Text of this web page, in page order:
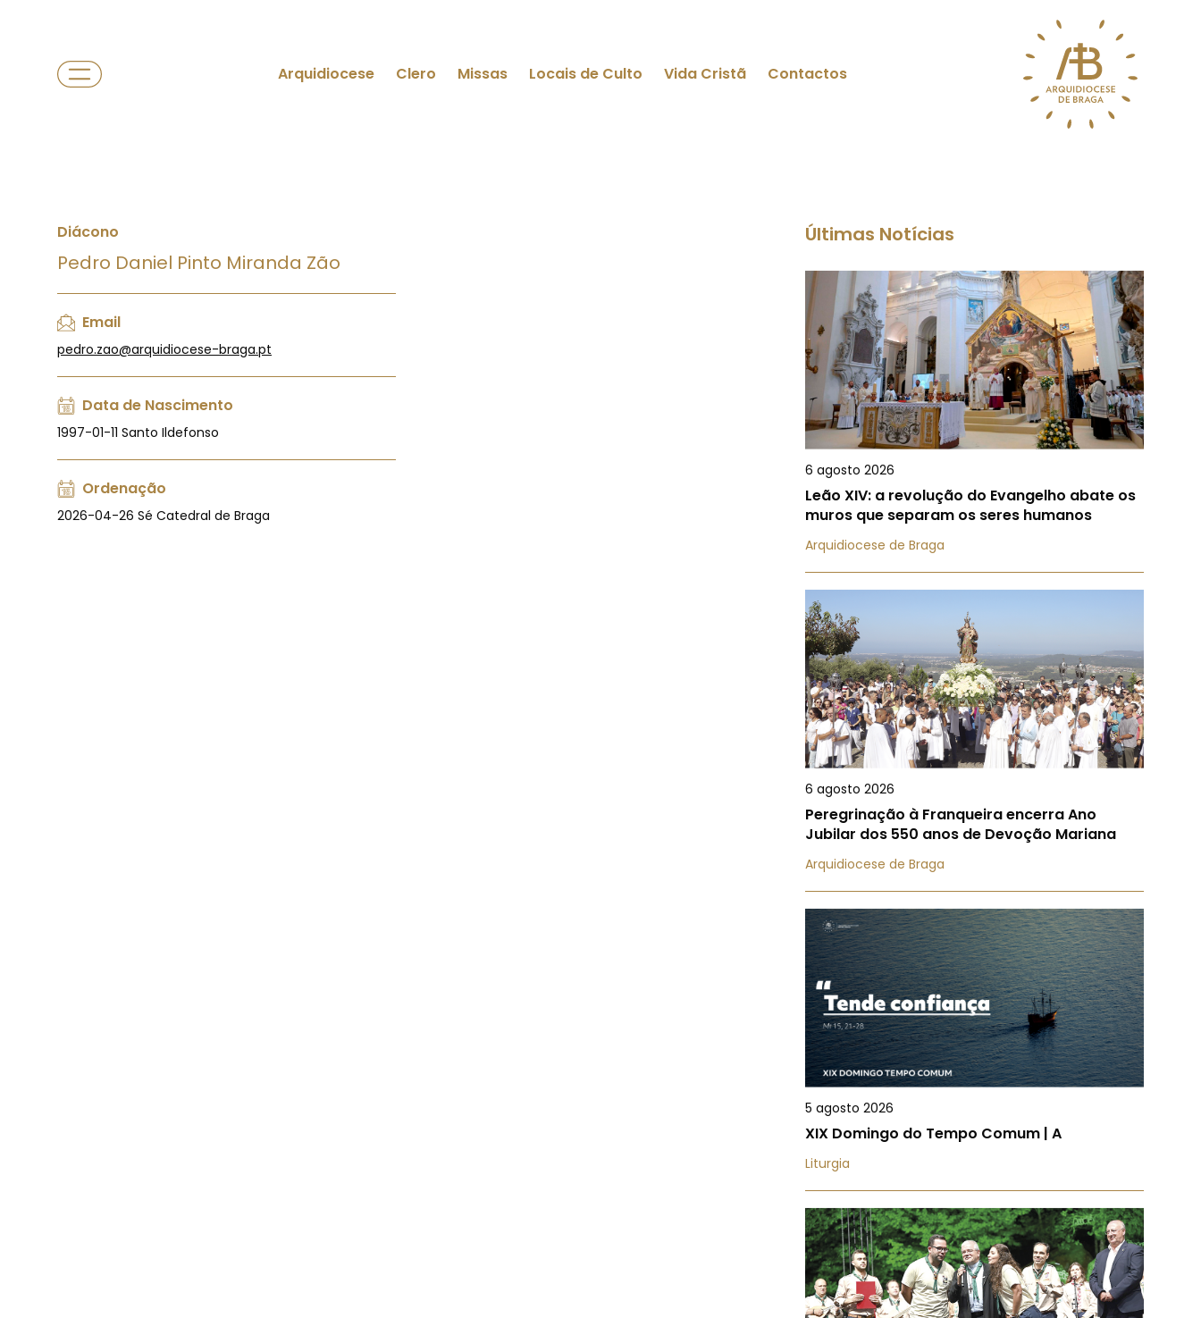
Arquidiocese Clero Missas Locais de Culto Vida Cristã Contactos
Diácono
Pedro Daniel Pinto Miranda Zão
Email
pedro.zao@arquidiocese-braga.pt
Data de Nascimento
1997-01-11 Santo Ildefonso
Ordenação
2026-04-26 Sé Catedral de Braga
Últimas Notícias
6 agosto 2026
Leão XIV: a revolução do Evangelho abate os
muros que separam os seres humanos
Arquidiocese de Braga
6 agosto 2026
Peregrinação à Franqueira encerra Ano
Jubilar dos 550 anos de Devoção Mariana
Arquidiocese de Braga
5 agosto 2026
XIX Domingo do Tempo Comum | A
Liturgia